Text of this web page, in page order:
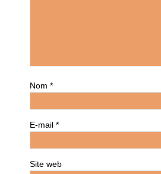
Nom *
E-mail *
Site web